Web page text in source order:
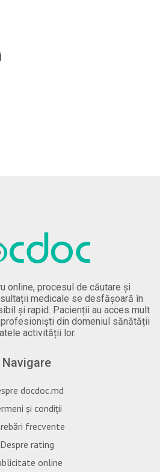
online, procesul de căutare și
medicale se desfășoară în
și rapid. Pacienții au acces mult
din domeniul sănătății
activității lor.
Navigare
docdoc.md
și condiții
frecvente
Despre rating
online